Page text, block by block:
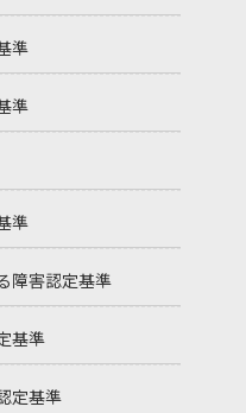
準
準
準
障害認定基準
基準
定基準